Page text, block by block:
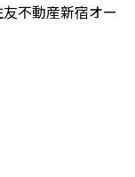
不動産新宿オー